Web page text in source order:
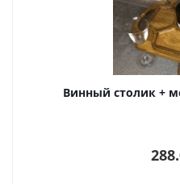
Винный столик +